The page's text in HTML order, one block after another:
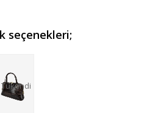
seçenekleri;
Tükendi